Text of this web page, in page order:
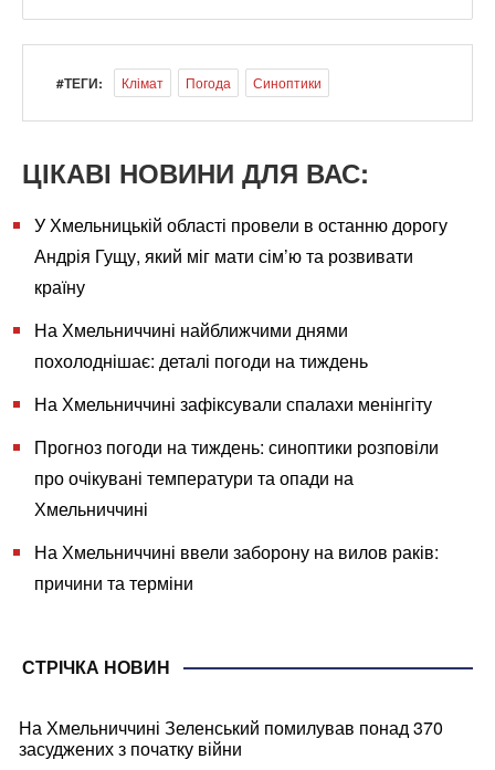
#ТЕГИ: Клімат Погода Синоптики
ЦІКАВІ НОВИНИ ДЛЯ ВАС:
У Хмельницькій області провели в останню дорогу
Андрія Гущу, який міг мати сім’ю та розвивати
країну
На Хмельниччині найближчими днями
похолоднішає: деталі погоди на тиждень
На Хмельниччині зафіксували спалахи менінгіту
Прогноз погоди на тиждень: синоптики розповіли
про очікувані температури та опади на
Хмельниччині
На Хмельниччині ввели заборону на вилов раків:
причини та терміни
СТРІЧКА НОВИН
На Хмельниччині Зеленський помилував понад 370
засуджених з початку війни